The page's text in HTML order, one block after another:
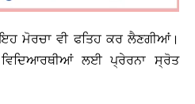
ਮੋਰਚਾ ਵੀ ਫਤਿਹ ਕਰ ਲੈਣਗੀਆਂ।
ਲਈ ਪ੍ਰੇਰਨਾ ਸ੍ਰੋਤ